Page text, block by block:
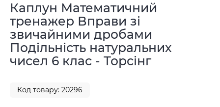
Каплун Математичний
тренажер Вправи зі
звичайними дробами
Подільність натуральних
чисел 6 клас - Торсінг
Код товару: 20296